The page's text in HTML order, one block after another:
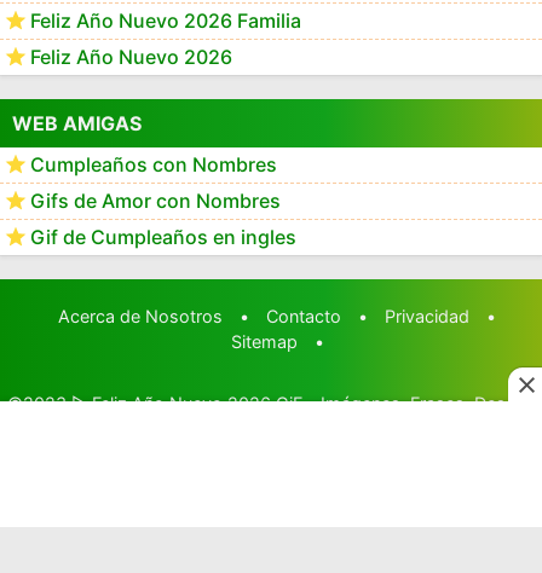
Feliz Año Nuevo 2026 Familia
Feliz Año Nuevo 2026
WEB AMIGAS
Cumpleaños con Nombres
Gifs de Amor con Nombres
Gif de Cumpleaños en ingles
Acerca de Nosotros • Contacto • Privacidad
•
Sitemap
•
©2023▷ Feliz Año Nuevo 2026 GiF - Imágenes, Frases, Deseos